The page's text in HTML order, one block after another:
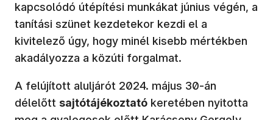
kapcsolódó útépítési munkákat június végén, a
tanítási szünet kezdetekor kezdi el a
kivitelező úgy, hogy minél kisebb mértékben
akadályozza a közúti forgalmat.
A felújított aluljárót 2024. május 30-án
délelőtt sajtótájékoztató keretében nyitotta